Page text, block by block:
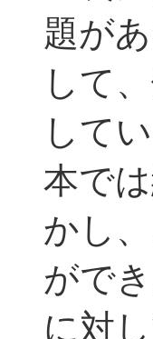
題が
して
して
本で
かし
がで
に対